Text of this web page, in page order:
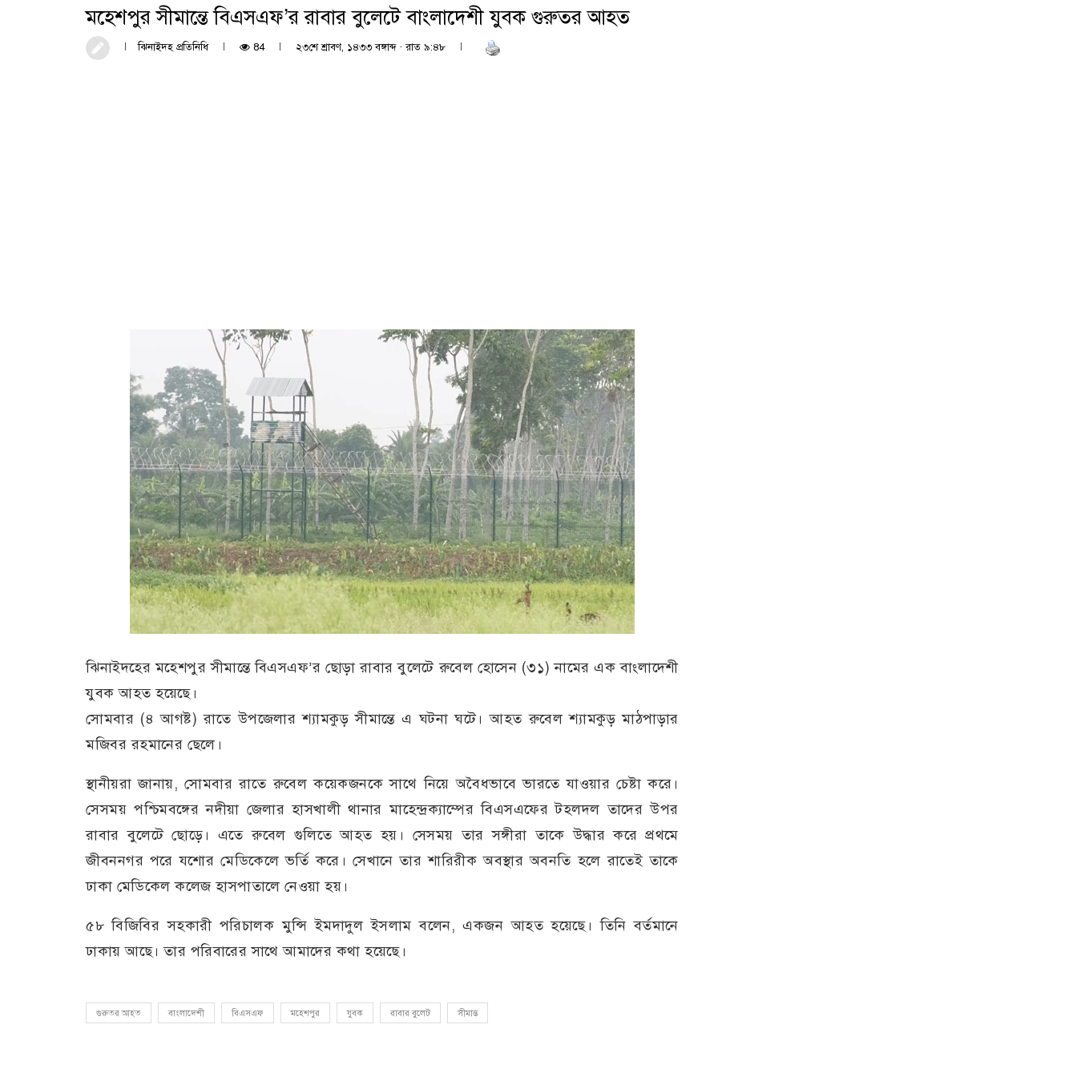
মহেশপুর সীমান্তে বিএসএফ’র রাবার বুলেটে বাংলাদেশী যুবক গুরুতর আহত
ঝিনাইদহ প্রতিনিধি 84 ২৩শে শ্রাবণ, ১৪৩৩ বঙ্গাব্দ · রাত ৯:৪৮
ঝিনাইদহের মহেশপুর সীমান্তে বিএসএফ’র ছোড়া রাবার বুলেটে রুবেল হোসেন (৩১) নামের এক বাংলাদেশী
যুবক আহত হয়েছে।
সোমবার (৪ আগষ্ট) রাতে উপজেলার শ্যামকুড় সীমান্তে এ ঘটনা ঘটে। আহত রুবেল শ্যামকুড় মাঠপাড়ার
মজিবর রহমানের ছেলে।
স্থানীয়রা জানায়, সোমবার রাতে রুবেল কয়েকজনকে সাথে নিয়ে অবৈধভাবে ভারতে যাওয়ার চেষ্টা করে।
সেসময় পশ্চিমবঙ্গের নদীয়া জেলার হাসখালী থানার মাহেন্দ্রক্যাম্পের বিএসএফের টহলদল তাদের উপর
রাবার বুলেটে ছোড়ে। এতে রুবেল গুলিতে আহত হয়। সেসময় তার সঙ্গীরা তাকে উদ্ধার করে প্রথমে
জীবননগর পরে যশোর মেডিকেলে ভর্তি করে। সেখানে তার শারিরীক অবস্থার অবনতি হলে রাতেই তাকে
ঢাকা মেডিকেল কলেজ হাসপাতালে নেওয়া হয়।
৫৮ বিজিবির সহকারী পরিচালক মুন্সি ইমদাদুল ইসলাম বলেন, একজন আহত হয়েছে। তিনি বর্তমানে
ঢাকায় আছে। তার পরিবারের সাথে আমাদের কথা হয়েছে।
গুরুতর আহত বাংলাদেশী বিএসএফ মহেশপুর যুবক রাবার বুলেট সীমান্ত